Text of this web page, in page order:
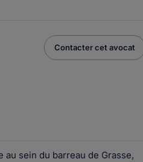
Contacter cet avocat
au sein du barreau de Grasse,